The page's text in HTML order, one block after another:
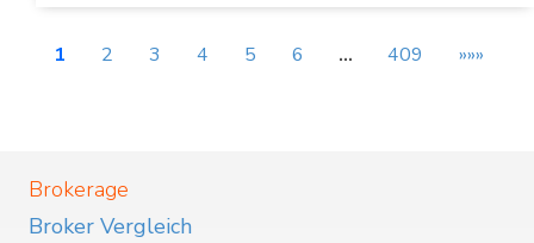
1 2 3 4 5 6 … 409 »»»
Brokerage
Broker Vergleich